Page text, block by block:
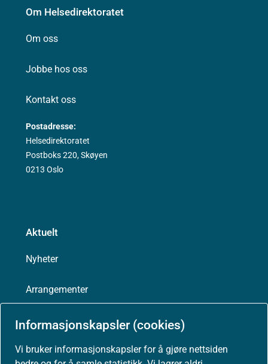
Informasjonskapsler (cookies)
Vi bruker informasjonskapsler for å gjøre nettsiden
Om Helsedirektoratet
Om oss
Jobbe hos oss
Kontakt oss
Postadresse:
Helsedirektoratet
Postboks 220, Skøyen
0213 Oslo
Aktuelt
Nyheter
Arrangementer
Høringer
Presse